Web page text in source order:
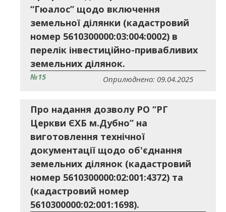
“Гюалос” щодо включення
земельної ділянки (кадастровий
номер 5610300000:03:004:0002) в
перелік інвестиційно-привабливих
земельних ділянок.
№15 Оприлюднено: 09.04.2025
Про надання дозволу РО “РГ
Церкви ЄХБ м.Дубно” на
виготовлення технічної
документації щодо об'єднання
земельних ділянок (кадастровий
номер 5610300000:02:001:4372) та
(кадастровий номер
5610300000:02:001:1698).